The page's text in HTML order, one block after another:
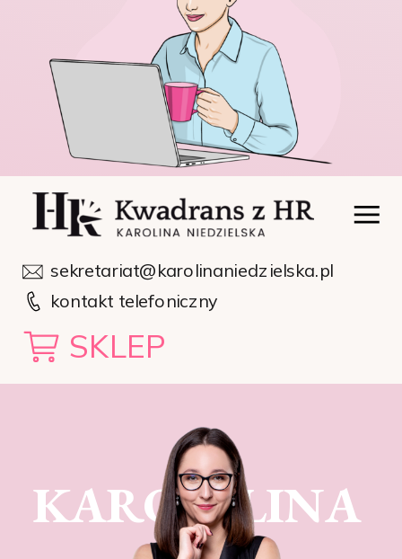
sekretariat@karolinaniedzielska.pl
kontakt telefoniczny
SKLEP
KARO LINA